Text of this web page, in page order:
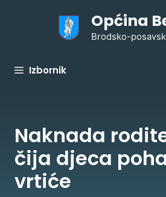
Općina
Brodsko-
Izbornik
Naknada
čija djeca
vrtiće